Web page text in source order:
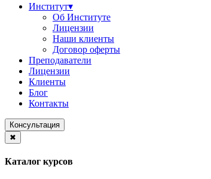
Институт▾
Об Институте
Лицензии
Наши клиенты
Договор оферты
Преподаватели
Лицензии
Клиенты
Блог
Контакты
Консультация
✖
Каталог курсов